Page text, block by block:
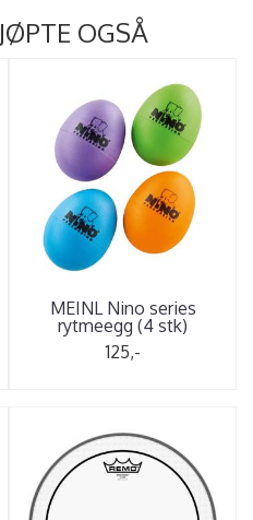
OGSÅ
MEINL Nino series
rytmeegg (4 stk)
125,-